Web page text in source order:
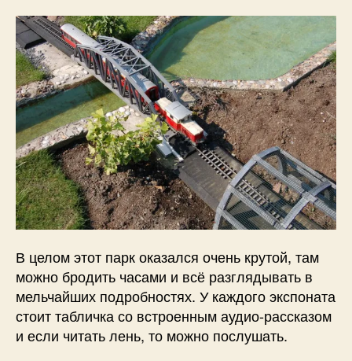
В целом этот парк оказался очень крутой, там
можно бродить часами и всё разглядывать в
мельчайших подробностях. У каждого экспоната
стоит табличка со встроенным аудио-рассказом
и если читать лень, то можно послушать.